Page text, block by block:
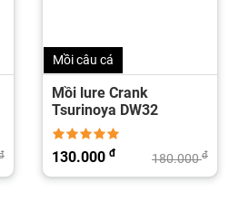
Mồi câu cá
Mồi lure Crank
Tsurinoya DW32
180.000đ
130.000 đ